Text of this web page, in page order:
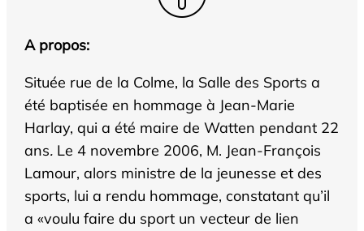
A propos:
Située rue de la Colme, la Salle des Sports a
été baptisée en hommage à Jean-Marie
Harlay, qui a été maire de Watten pendant 22
ans. Le 4 novembre 2006, M. Jean-François
Lamour, alors ministre de la jeunesse et des
sports, lui a rendu hommage, constatant qu’il
a «voulu faire du sport un vecteur de lien